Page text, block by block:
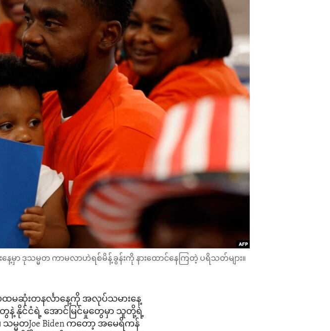
ာ ဒုသမ္မတ ကာမလာဟဲရစ်မိန့်ခွန်းကို နားထောင်နေကြတဲ့ ပရိသတ်များ။
မဆုံးတနင်္လာနေ့ကို အလုပ်သမားနေ့
နိုင်ငံရဲ့ အောင်မြင်မှုတွေမှာ သူတို့ရဲ့
မ္မတJoe Biden ကတော့ အမေရိကန်